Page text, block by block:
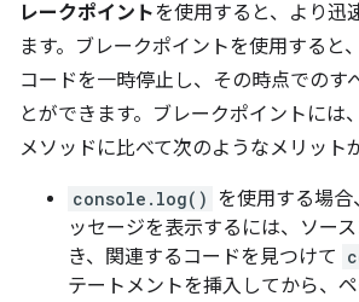
レークポイントを使用すると、より迅
ます。ブレークポイントを使用すると
コードを一時停止し、その時点でのす
とができます。ブレークポイントには、
メソッドに比べて次のようなメリット
console.log() を使用する場
ッセージを表示するには、ソー
き、関連するコードを見つけて
テートメントを挿入してから、